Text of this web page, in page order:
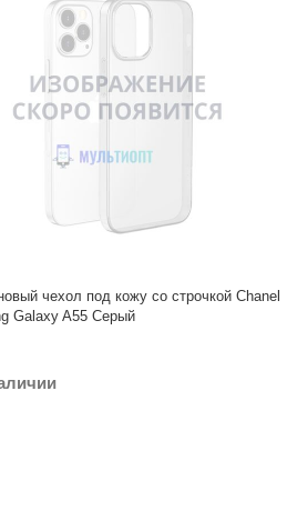
чехол под кожу со строчкой Chanel
Galaxy A55 Серый